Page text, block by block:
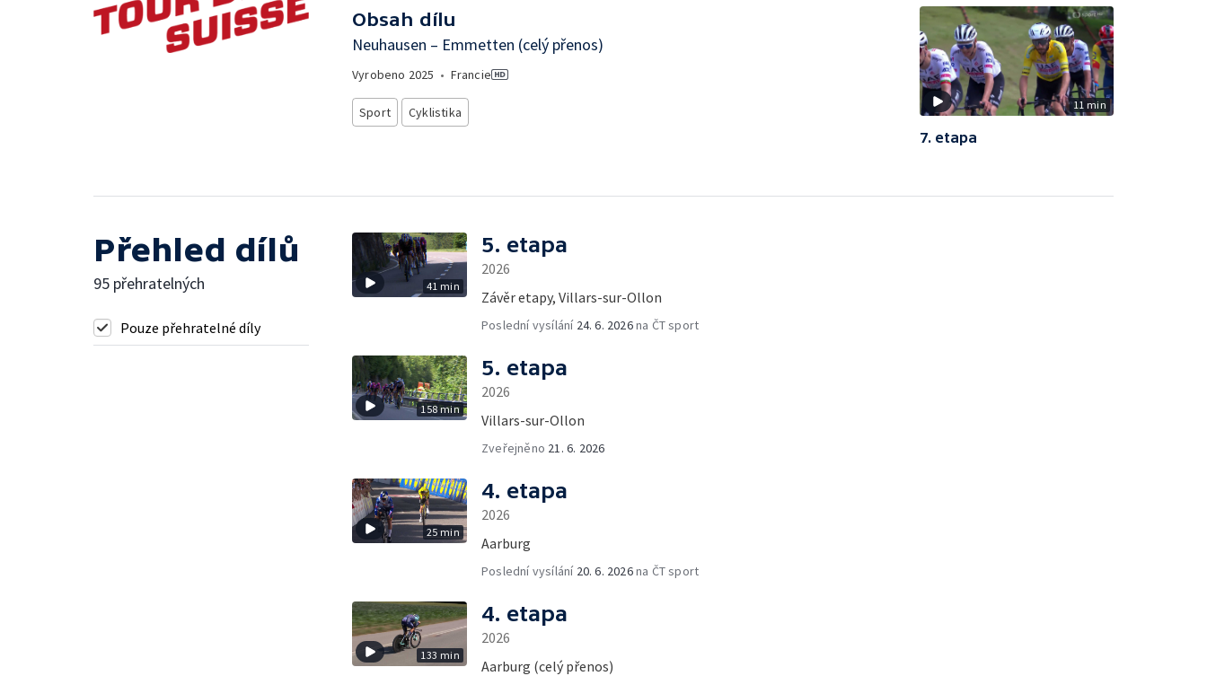
Obsah dílu
Neuhausen – Emmetten (celý přenos)
Vyrobeno 2025 • Francie
Sport Cyklistika 11 min
7. etapa
Přehled dílů
95 přehratelných
Pouze přehratelné díly
41 min
5. etapa
2026
Závěr etapy, Villars-sur-Ollon
Poslední vysílání 24. 6. 2026na ČT sport
158 min
5. etapa
2026
Villars-sur-Ollon
Zveřejněno 21. 6. 2026
25 min
4. etapa
2026
Aarburg
Poslední vysílání 20. 6. 2026na ČT sport
133 min
4. etapa
2026
Aarburg (celý přenos)